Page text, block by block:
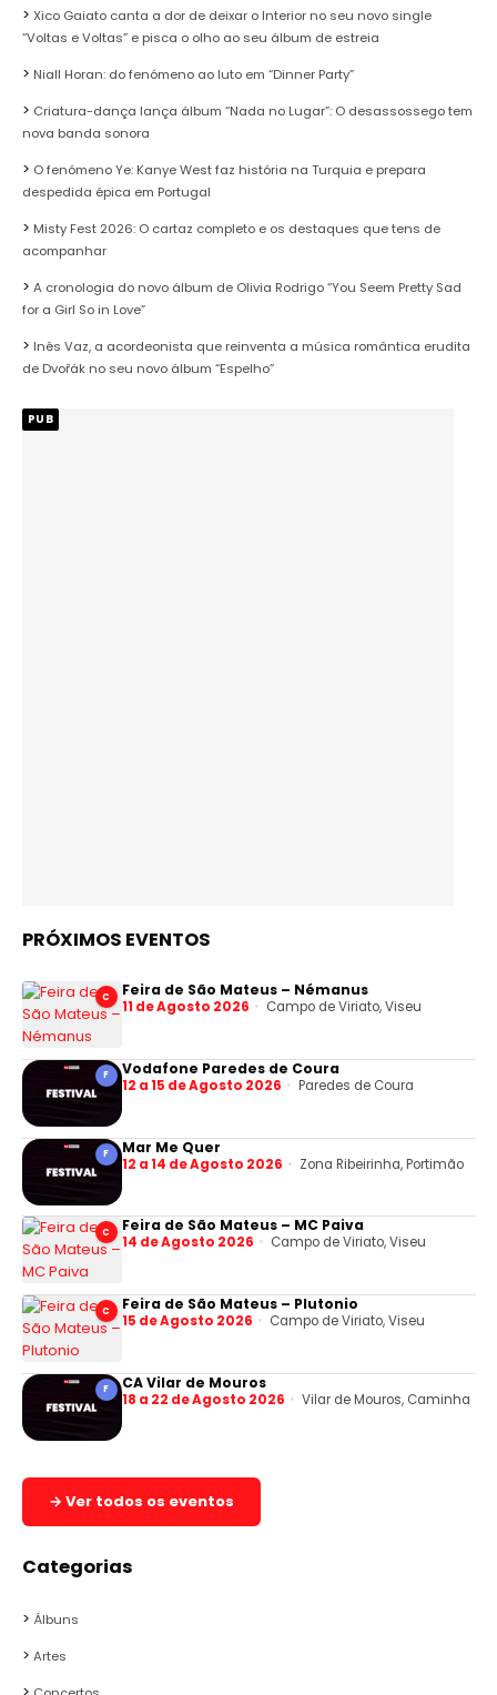
Xico Gaiato canta a dor de deixar o Interior no seu novo single
“Voltas e Voltas” e pisca o olho ao seu álbum de estreia
Niall Horan: do fenómeno ao luto em “Dinner Party”
Criatura-dança lança álbum “Nada no Lugar”: O desassossego tem
nova banda sonora
O fenómeno Ye: Kanye West faz história na Turquia e prepara
despedida épica em Portugal
Misty Fest 2026: O cartaz completo e os destaques que tens de
acompanhar
A cronologia do novo álbum de Olivia Rodrigo “You Seem Pretty Sad
for a Girl So in Love”
Inês Vaz, a acordeonista que reinventa a música romântica erudita
de Dvořák no seu novo álbum “Espelho”
PUB
PRÓXIMOS EVENTOS
C Feira de São Mateus – Némanus
11 de Agosto 2026 Campo de Viriato, Viseu
F Vodafone Paredes de Coura
12 a 15 de Agosto 2026 Paredes de Coura
F Mar Me Quer
12 a 14 de Agosto 2026 Zona Ribeirinha, Portimão
C Feira de São Mateus – MC Paiva
14 de Agosto 2026 Campo de Viriato, Viseu
C Feira de São Mateus – Plutonio
15 de Agosto 2026 Campo de Viriato, Viseu
F CA Vilar de Mouros
18 a 22 de Agosto 2026 Vilar de Mouros, Caminha
→ Ver todos os eventos
Categorias
Álbuns
Artes